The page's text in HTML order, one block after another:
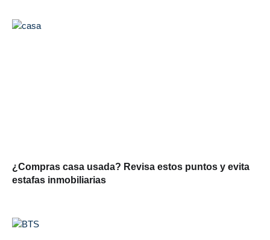
¿Compras casa usada? Revisa estos puntos y evita
estafas inmobiliarias